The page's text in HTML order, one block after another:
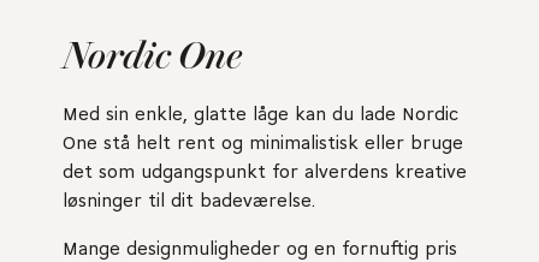
Nordic One
Med sin enkle, glatte låge kan du lade Nordic
One stå helt rent og minimalistisk eller bruge
det som udgangspunkt for alverdens kreative
løsninger til dit badeværelse.
Mange designmuligheder og en fornuftig pris